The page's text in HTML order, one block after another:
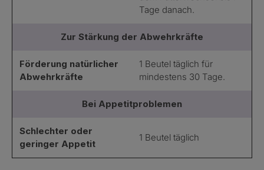
Tage danach.
Zur Stärkung der Abwehrkräfte
Förderung natürlicher
Abwehrkräfte
1 Beutel täglich für
mindestens 30 Tage.
Bei Appetitproblemen
Schlechter oder
geringer Appetit
1 Beutel täglich